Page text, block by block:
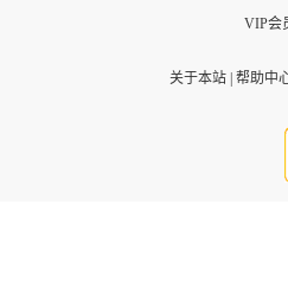
VIP会
关于本站| 帮助中